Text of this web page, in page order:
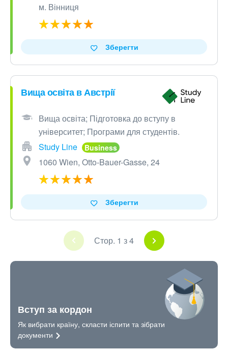
м. Вінниця
Зберегти
Вища освіта в Австрії
Вища освіта; Підготовка до вступу в
університет; Програми для студентів.
Study Line
1060 Wien, Otto-Bauer-Gasse, 24
Зберегти
Стор. 1 з 4
Вступ за кордон
Як вибрати країну, скласти іспити та зібрати
документи